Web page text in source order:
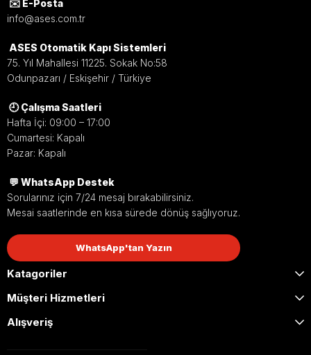
Pas Çözme Etkisi
Sıkışmış vida, somun, menteşe ve metal bağlantı
çalışma sağlar.
Bakım Kolaylığı
Kapı, kepenk, panjur ve otomasyon sistemlerinde
pratik bakım imkanı sunar.
✉️ E-Posta
info@ases.com.tr
ASES Otomatik Kapı Sistemleri
75. Yıl Mahallesi 11225. Sokak No:58
Odunpazarı / Eskişehir / Türkiye
🕘 Çalışma Saatleri
Hafta İçi: 09:00 – 17:00
Cumartesi: Kapalı
Pazar: Kapalı
💬 WhatsApp Destek
Sorularınız için 7/24 mesaj bırakabilirsiniz.
Mesai saatlerinde en kısa sürede dönüş sağlıyoruz.
WhatsApp'tan Yazın
Katagoriler
Müşteri Hizmetleri
Alışveriş